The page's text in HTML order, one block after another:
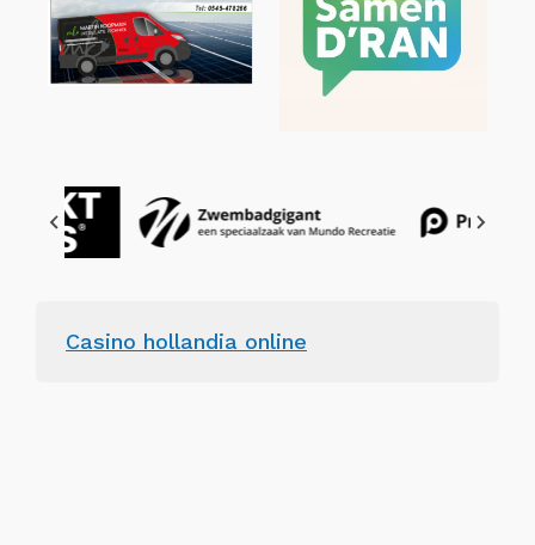
Casino hollandia online